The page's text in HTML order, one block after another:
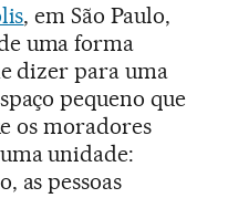
, em São Paulo,
uma forma
dizer para uma
pequeno que
os moradores
unidade:
as pessoas